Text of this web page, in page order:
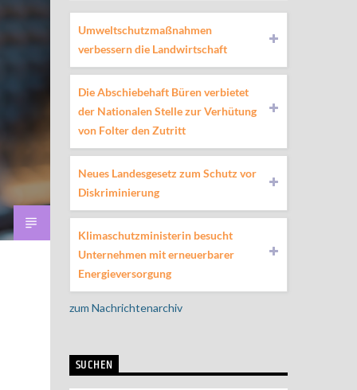
Umweltschutzmaßnahmen
verbessern die Landwirtschaft
Die Abschiebehaft Büren verbietet
der Nationalen Stelle zur Verhütung
von Folter den Zutritt
Neues Landesgesetz zum Schutz vor
Diskriminierung
Klimaschutzministerin besucht
Unternehmen mit erneuerbarer
Energieversorgung
zum Nachrichtenarchiv
SUCHEN